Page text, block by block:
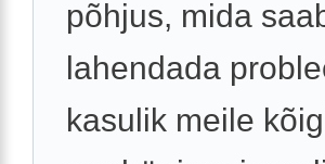
põhjus, mida
lahendada
kasulik meile